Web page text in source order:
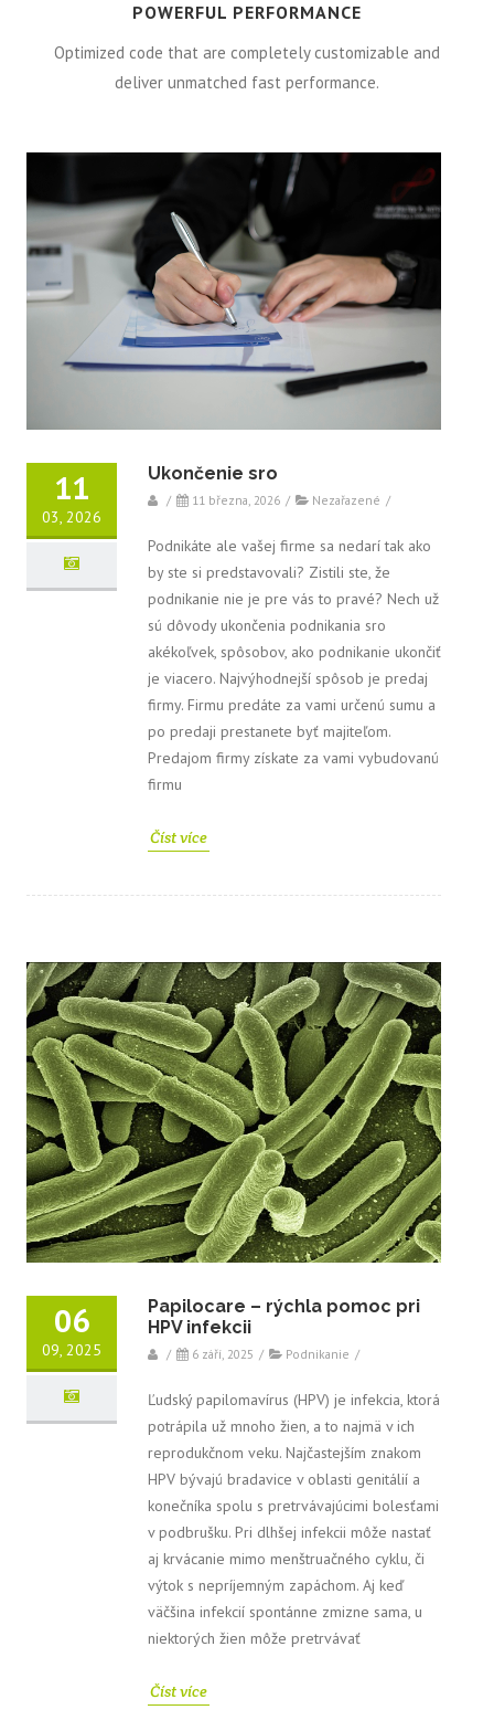
POWERFUL PERFORMANCE
Optimized code that are completely customizable and
deliver unmatched fast performance.
11
03, 2026
Ukončenie sro
/ 11 března, 2026 / Nezařazené /
Podnikáte ale vašej firme sa nedarí tak ako
by ste si predstavovali? Zistili ste, že
podnikanie nie je pre vás to pravé? Nech už
sú dôvody ukončenia podnikania sro
akékoľvek, spôsobov, ako podnikanie ukončiť
je viacero. Najvýhodnejší spôsob je predaj
firmy. Firmu predáte za vami určenú sumu a
po predaji prestanete byť majiteľom.
Predajom firmy získate za vami vybudovanú
firmu
Číst více
06
09, 2025
Papilocare – rýchla pomoc pri
HPV infekcii
/ 6 září, 2025 / Podnikanie /
Ľudský papilomavírus (HPV) je infekcia, ktorá
potrápila už mnoho žien, a to najmä v ich
reprodukčnom veku. Najčastejším znakom
HPV bývajú bradavice v oblasti genitálií a
konečníka spolu s pretrvávajúcimi bolesťami
v podbrušku. Pri dlhšej infekcii môže nastať
aj krvácanie mimo menštruačného cyklu, či
výtok s nepríjemným zapáchom. Aj keď
väčšina infekcií spontánne zmizne sama, u
niektorých žien môže pretrvávať
Číst více